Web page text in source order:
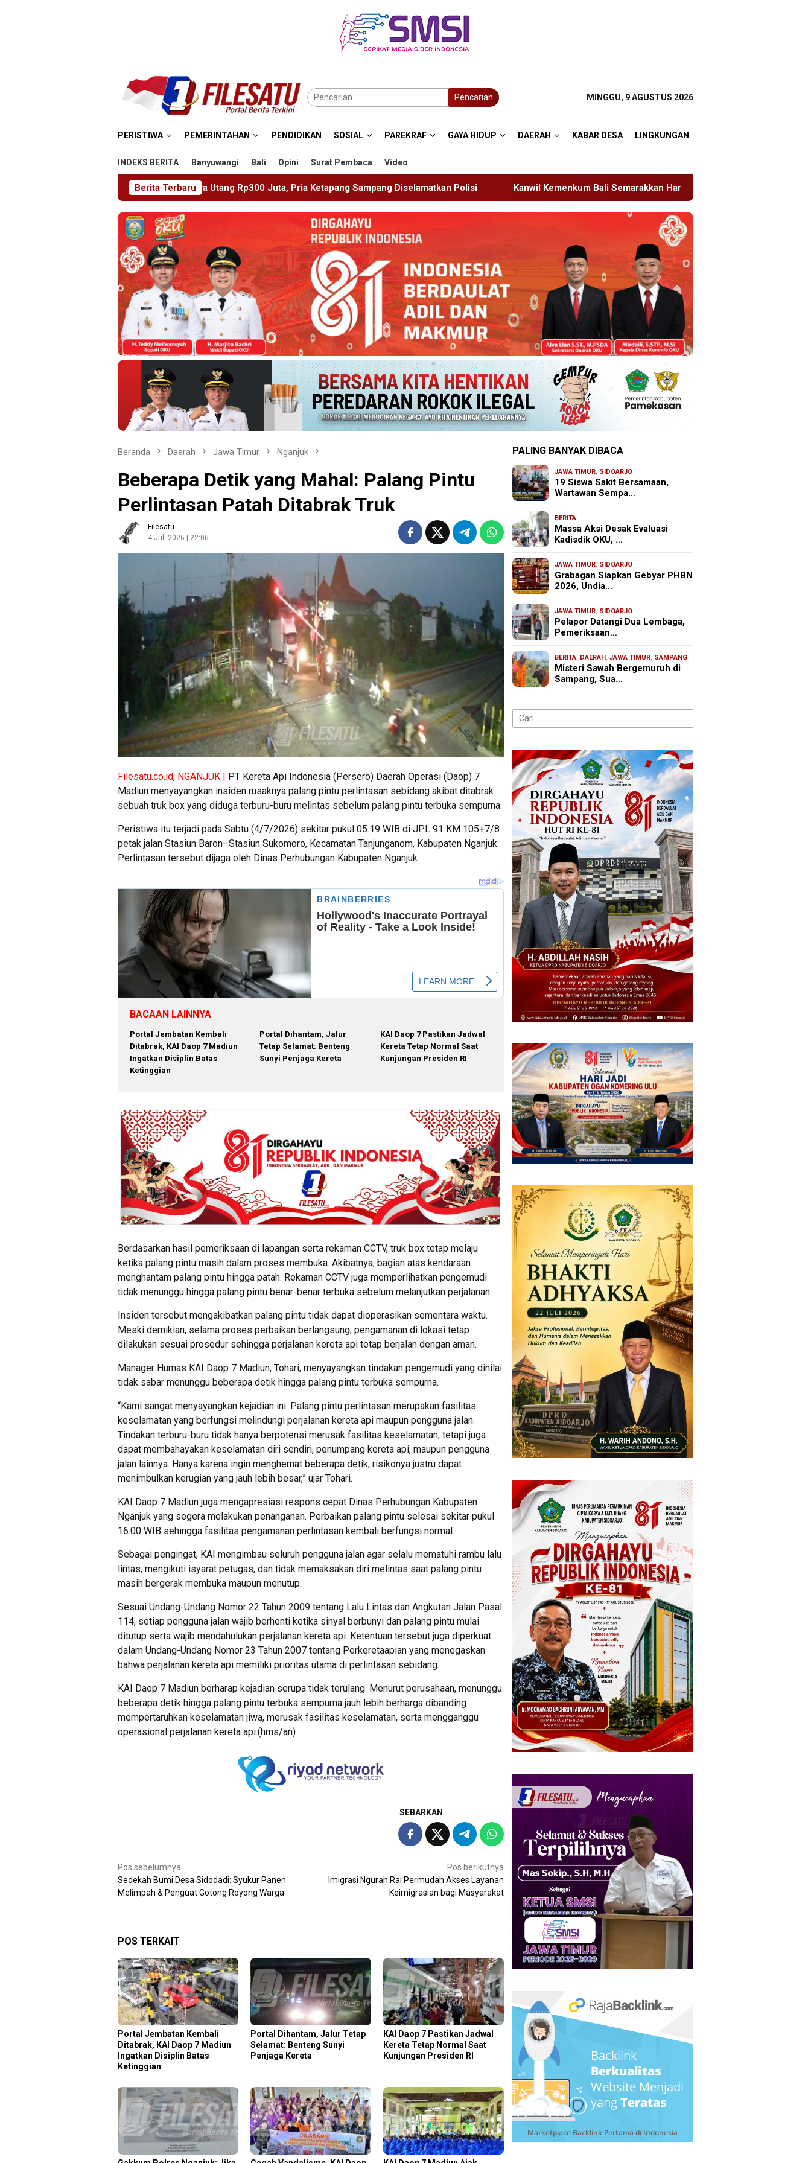
Pencarian MINGGU, 9 AGUSTUS 2026
PERISTIWA PEMERINTAHAN PENDIDIKAN SOSIAL PAREKRAF GAYA HIDUP DAERAH KABAR DESA LINGKUNGAN
INDEKS BERITA Banyuwangi Bali Opini Surat Pembaca Video
Berita Terbaru
Tiga Hari Gegara Utang Rp300 Juta, Pria Ketapang Sampang Diselamatkan Polisi Kanwil Kemenkum Bali Semarakkan Hari Pengayoman ke-81
Beranda Daerah Jawa Timur Nganjuk
Beberapa Detik yang Mahal: Palang Pintu
Perlintasan Patah Ditabrak Truk
Filesatu
4 Juli 2026 | 22:06
Filesatu.co.id, NGANJUK |
PT Kereta Api Indonesia (Persero) Daerah Operasi (Daop) 7
Madiun menyayangkan insiden rusaknya palang pintu perlintasan sebidang akibat ditabrak
sebuah truk box yang diduga terburu-buru melintas sebelum palang pintu terbuka sempurna.
Peristiwa itu terjadi pada Sabtu (4/7/2026) sekitar pukul 05.19 WIB di JPL 91 KM 105+7/8
petak jalan Stasiun Baron–Stasiun Sukomoro, Kecamatan Tanjunganom, Kabupaten Nganjuk.
Perlintasan tersebut dijaga oleh Dinas Perhubungan Kabupaten Nganjuk.
BACAAN LAINNYA
Portal Jembatan Kembali
Ditabrak, KAI Daop 7 Madiun
Ingatkan Disiplin Batas
Ketinggian
Portal Dihantam, Jalur
Tetap Selamat: Benteng
Sunyi Penjaga Kereta
KAI Daop 7 Pastikan Jadwal
Kereta Tetap Normal Saat
Kunjungan Presiden RI
Berdasarkan hasil pemeriksaan di lapangan serta rekaman CCTV, truk box tetap melaju
ketika palang pintu masih dalam proses membuka. Akibatnya, bagian atas kendaraan
menghantam palang pintu hingga patah. Rekaman CCTV juga memperlihatkan pengemudi
tidak menunggu hingga palang pintu benar-benar terbuka sebelum melanjutkan perjalanan.
Insiden tersebut mengakibatkan palang pintu tidak dapat dioperasikan sementara waktu.
Meski demikian, selama proses perbaikan berlangsung, pengamanan di lokasi tetap
dilakukan sesuai prosedur sehingga perjalanan kereta api tetap berjalan dengan aman.
Manager Humas KAI Daop 7 Madiun, Tohari, menyayangkan tindakan pengemudi yang dinilai
tidak sabar menunggu beberapa detik hingga palang pintu terbuka sempurna.
“Kami sangat menyayangkan kejadian ini. Palang pintu perlintasan merupakan fasilitas
keselamatan yang berfungsi melindungi perjalanan kereta api maupun pengguna jalan.
Tindakan terburu-buru tidak hanya berpotensi merusak fasilitas keselamatan, tetapi juga
dapat membahayakan keselamatan diri sendiri, penumpang kereta api, maupun pengguna
jalan lainnya. Hanya karena ingin menghemat beberapa detik, risikonya justru dapat
menimbulkan kerugian yang jauh lebih besar,” ujar Tohari.
KAI Daop 7 Madiun juga mengapresiasi respons cepat Dinas Perhubungan Kabupaten
Nganjuk yang segera melakukan penanganan. Perbaikan palang pintu selesai sekitar pukul
16.00 WIB sehingga fasilitas pengamanan perlintasan kembali berfungsi normal.
Sebagai pengingat, KAI mengimbau seluruh pengguna jalan agar selalu mematuhi rambu lalu
lintas, mengikuti isyarat petugas, dan tidak memaksakan diri melintas saat palang pintu
masih bergerak membuka maupun menutup.
Sesuai Undang-Undang Nomor 22 Tahun 2009 tentang Lalu Lintas dan Angkutan Jalan Pasal
114, setiap pengguna jalan wajib berhenti ketika sinyal berbunyi dan palang pintu mulai
ditutup serta wajib mendahulukan perjalanan kereta api. Ketentuan tersebut juga diperkuat
dalam Undang-Undang Nomor 23 Tahun 2007 tentang Perkeretaapian yang menegaskan
bahwa perjalanan kereta api memiliki prioritas utama di perlintasan sebidang.
KAI Daop 7 Madiun berharap kejadian serupa tidak terulang. Menurut perusahaan, menunggu
beberapa detik hingga palang pintu terbuka sempurna jauh lebih berharga dibanding
mempertaruhkan keselamatan jiwa, merusak fasilitas keselamatan, serta mengganggu
operasional perjalanan kereta api.(hms/an)
SEBARKAN
Navigasi
pos
Pos sebelumnya
Sedekah Bumi Desa Sidodadi: Syukur Panen
Melimpah & Penguat Gotong Royong Warga
Pos berikutnya
Imigrasi Ngurah Rai Permudah Akses Layanan
Keimigrasian bagi Masyarakat
POS TERKAIT
Portal Jembatan Kembali
Ditabrak, KAI Daop 7 Madiun
Ingatkan Disiplin Batas
Ketinggian
Portal Dihantam, Jalur Tetap
Selamat: Benteng Sunyi
Penjaga Kereta
KAI Daop 7 Pastikan Jadwal
Kereta Tetap Normal Saat
Kunjungan Presiden RI
PALING BANYAK DIBACA
JAWA TIMUR, SIDOARJO
19 Siswa Sakit Bersamaan,
Wartawan Sempa…
BERITA
Massa Aksi Desak Evaluasi
Kadisdik OKU, …
JAWA TIMUR, SIDOARJO
Grabagan Siapkan Gebyar PHBN
2026, Undia…
JAWA TIMUR, SIDOARJO
Pelapor Datangi Dua Lembaga,
Pemeriksaan…
BERITA, DAERAH,JAWA TIMUR, SAMPANG
Misteri Sawah Bergemuruh di
Sampang, Sua…
Cari
untuk: